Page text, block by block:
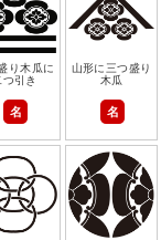
り木瓜に
つ引き
名
山形に三つ盛り
木瓜
名